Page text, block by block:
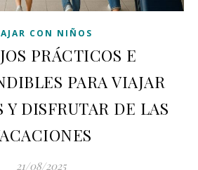
CON NIÑOS
PRÁCTICOS E
PARA VIAJAR
DISFRUTAR DE LAS
21/08/2025